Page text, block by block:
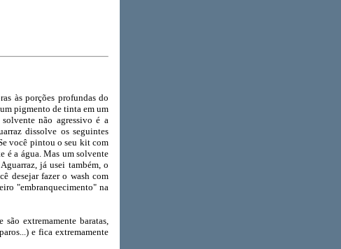
às porções profundas do
pigmento de tinta em um
não agressivo é a
dissolve os seguintes
você pintou o seu kit com
é a água. Mas um solvente
já usei também, o
desejar fazer o wash com
"embranquecimento" na
extremamente baratas,
e fica extremamente